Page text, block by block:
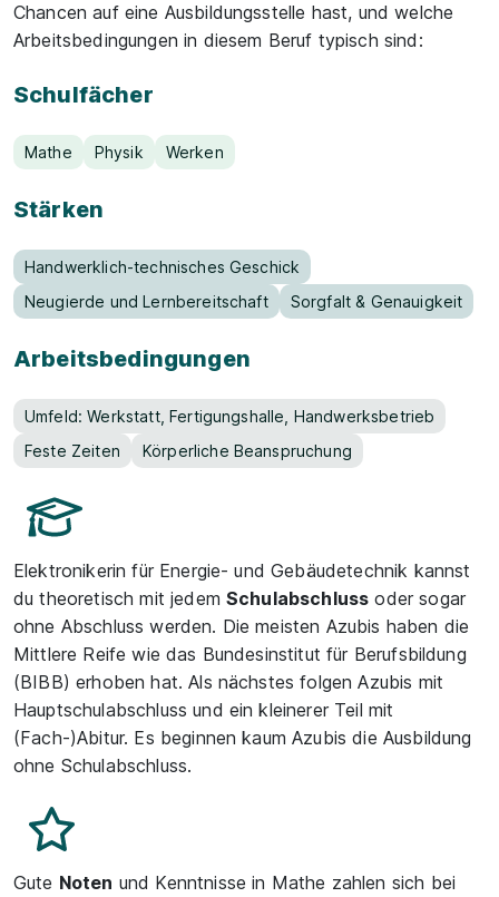
Chancen auf eine Ausbildungsstelle hast, und welche
Arbeitsbedingungen in diesem Beruf typisch sind:
Schulfächer
Mathe Physik Werken
Stärken
Handwerklich-technisches Geschick
Neugierde und Lernbereitschaft
Sorgfalt & Genauigkeit
Arbeitsbedingungen
Umfeld: Werkstatt, Fertigungshalle, Handwerksbetrieb
Feste Zeiten
Körperliche Beanspruchung
Elektronikerin für Energie- und Gebäudetechnik kannst
du theoretisch mit jedemSchulabschluss oder sogar
ohne Abschluss werden. Die meisten Azubis haben die
Mittlere Reife wie das Bundesinstitut für Berufsbildung
(BIBB) erhoben hat. Als nächstes folgen Azubis mit
Hauptschulabschluss und ein kleinerer Teil mit
(Fach-)Abitur. Es beginnen kaum Azubis die Ausbildung
ohne Schulabschluss.
Gute Noten und Kenntnisse in Mathe zahlen sich bei